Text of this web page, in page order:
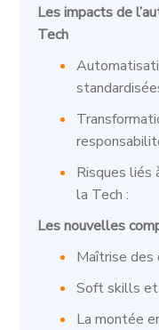
Les impacts de
Tech
Risques liés
la Tech :
Les nouvelles
Maîtrise des
Soft skills et
La montée